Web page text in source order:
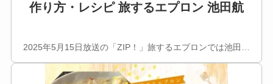
作り方・レシピ 旅するエプロン 池田航
2025年5月15日放送の「ZIP！」旅するエプロンでは池田…